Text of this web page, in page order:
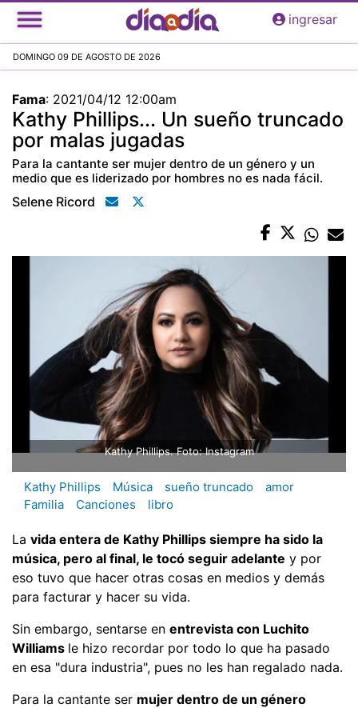
Pasar
al
principal
ingresar
DOMINGO 09 DE AGOSTO DE 2026
Fama: 2021/04/12 12:00am
Kathy Phillips... Un sueño truncado
por malas jugadas
Para la cantante ser mujer dentro de un género y un
medio que es liderizado por hombres no es nada fácil.
Selene Ricord
Kathy Phillips. Foto: Instagram
Kathy Phillips Música sueño truncado
amor
Familia
Canciones libro
La vida entera de Kathy Phillips siempre ha sido la
música, pero al final, le tocó seguir adelante y por
eso tuvo que hacer otras cosas en medios y demás
para facturar y hacer su vida.
Sin embargo, sentarse en entrevista con Luchito
Williams le hizo recordar por todo lo que ha pasado
en esa "dura industria", pues no les han regalado nada.
Para la cantante ser mujer dentro de un género